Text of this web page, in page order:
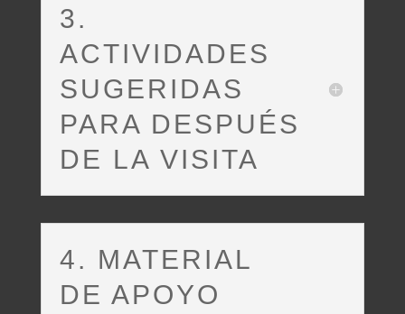
3.
ACTIVIDADES
SUGERIDAS
PARA DESPUÉS
DE LA VISITA
4. MATERIAL
DE APOYO